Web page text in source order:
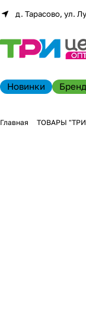
д. Тарасово, ул.
Новинки
Главная ТОВАРЫ